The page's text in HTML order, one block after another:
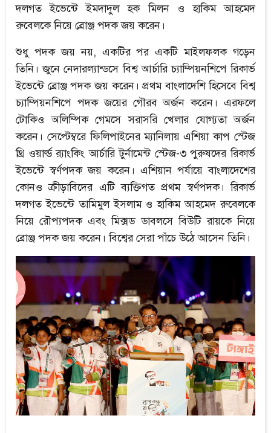
দলগত ইভেন্টে ইমদাদুল হক মিলন ও হাকিম আহমেদ
রুবেলকে নিয়ে ব্রোঞ্জ পদক জয় করেন।
শুধু পদক জয় নয়, একটির পর একটি মাইলফলক গড়েন
তিনি। জুনে নেদারল্যান্ডসে বিশ্ব আর্চারি চ্যাম্পিয়নশিপে রিকার্ভ
ইভেন্টে ব্রোঞ্জ পদক জয় করেন। প্রথম বাংলাদেশি হিসেবে বিশ্ব
চ্যাম্পিয়নশিপে পদক জয়ের গৌরব অর্জন করেন। এরফলে
টোকিও অলিম্পিক গেমসে সরাসরি খেলার যোগ্যতা অর্জন
করেন। সেপ্টেম্বরে ফিলিপাইনের ম্যানিলায় এশিয়া কাপ স্টেজ
থ্রি ওয়ার্ল্ড র‍্যাংকিং আর্চারি টুর্নামেন্ট স্টেজ-৩ পুরুষদের রিকার্ভ
ইভেন্টে স্বর্ণপদক জয় করেন। এশিয়ান পর্যায়ে বাংলাদেশের
কোনও ক্রীড়াবিদের এটি ব্যক্তিগত প্রথম স্বর্ণপদক। রিকার্ভ
দলগত ইভেন্টে তামিমুল ইসলাম ও হাকিম আহমেদ রুবেলকে
নিয়ে রৌপ্যপদক এবং মিক্সড ডাবলসে বিউটি রায়কে নিয়ে
ব্রোঞ্জ পদক জয় করেন। বিশ্বের সেরা পাঁচে উঠে আসেন তিনি।